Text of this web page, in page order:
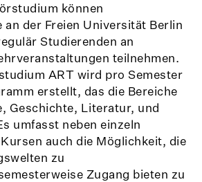
können
der Freien Universität Berlin
Studierenden an
teilnehmen.
ART wird pro Semester
erstellt, das die Bereiche
Geschichte, Literatur, und
umfasst neben einzeln
auch die Möglichkeit, die
zu
Zugang bieten zu